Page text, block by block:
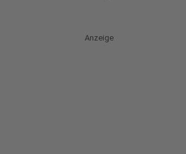
Anzeige